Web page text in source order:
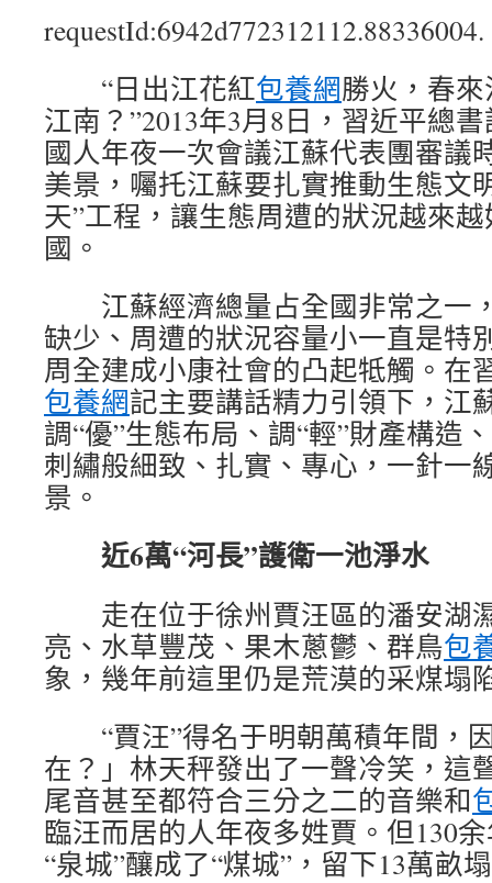
requestId:6942d772312112.88336004.
“日出江花紅包養網勝火，春
江南？”2013年3月8日，習近平總
國人年夜一次會議江蘇代表團審議
美景，囑托江蘇要扎實推動生態文
天”工程，讓生態周遭的狀況越來
國。
江蘇經濟總量占全國非常之一
缺少、周遭的狀況容量小一直是特
周全建成小康社會的凸起牴觸。在
包養網記主要講話精力引領下，江
調“優”生態布局、調“輕”財產構造
刺繡般細致、扎實、專心，一針一
景。
近6萬“河長”護衛一池淨水
走在位于徐州賈汪區的潘安湖
亮、水草豐茂、果木蔥鬱、群鳥包
象，幾年前這里仍是荒漠的采煤塌
“賈汪”得名于明朝萬積年間，
在？」林天秤發出了一聲冷笑，這
尾音甚至都符合三分之二的音樂和
臨汪而居的人年夜多姓賈。但130
“泉城”釀成了“煤城”，留下13萬畝